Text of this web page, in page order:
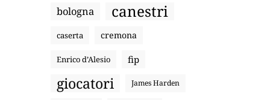
bologna canestri
caserta cremona
Enrico d’Alesio fip
giocatori James Harden